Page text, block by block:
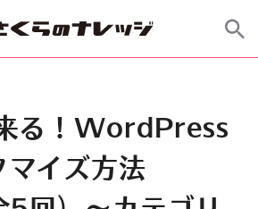
る！WordPress
マイズ方法